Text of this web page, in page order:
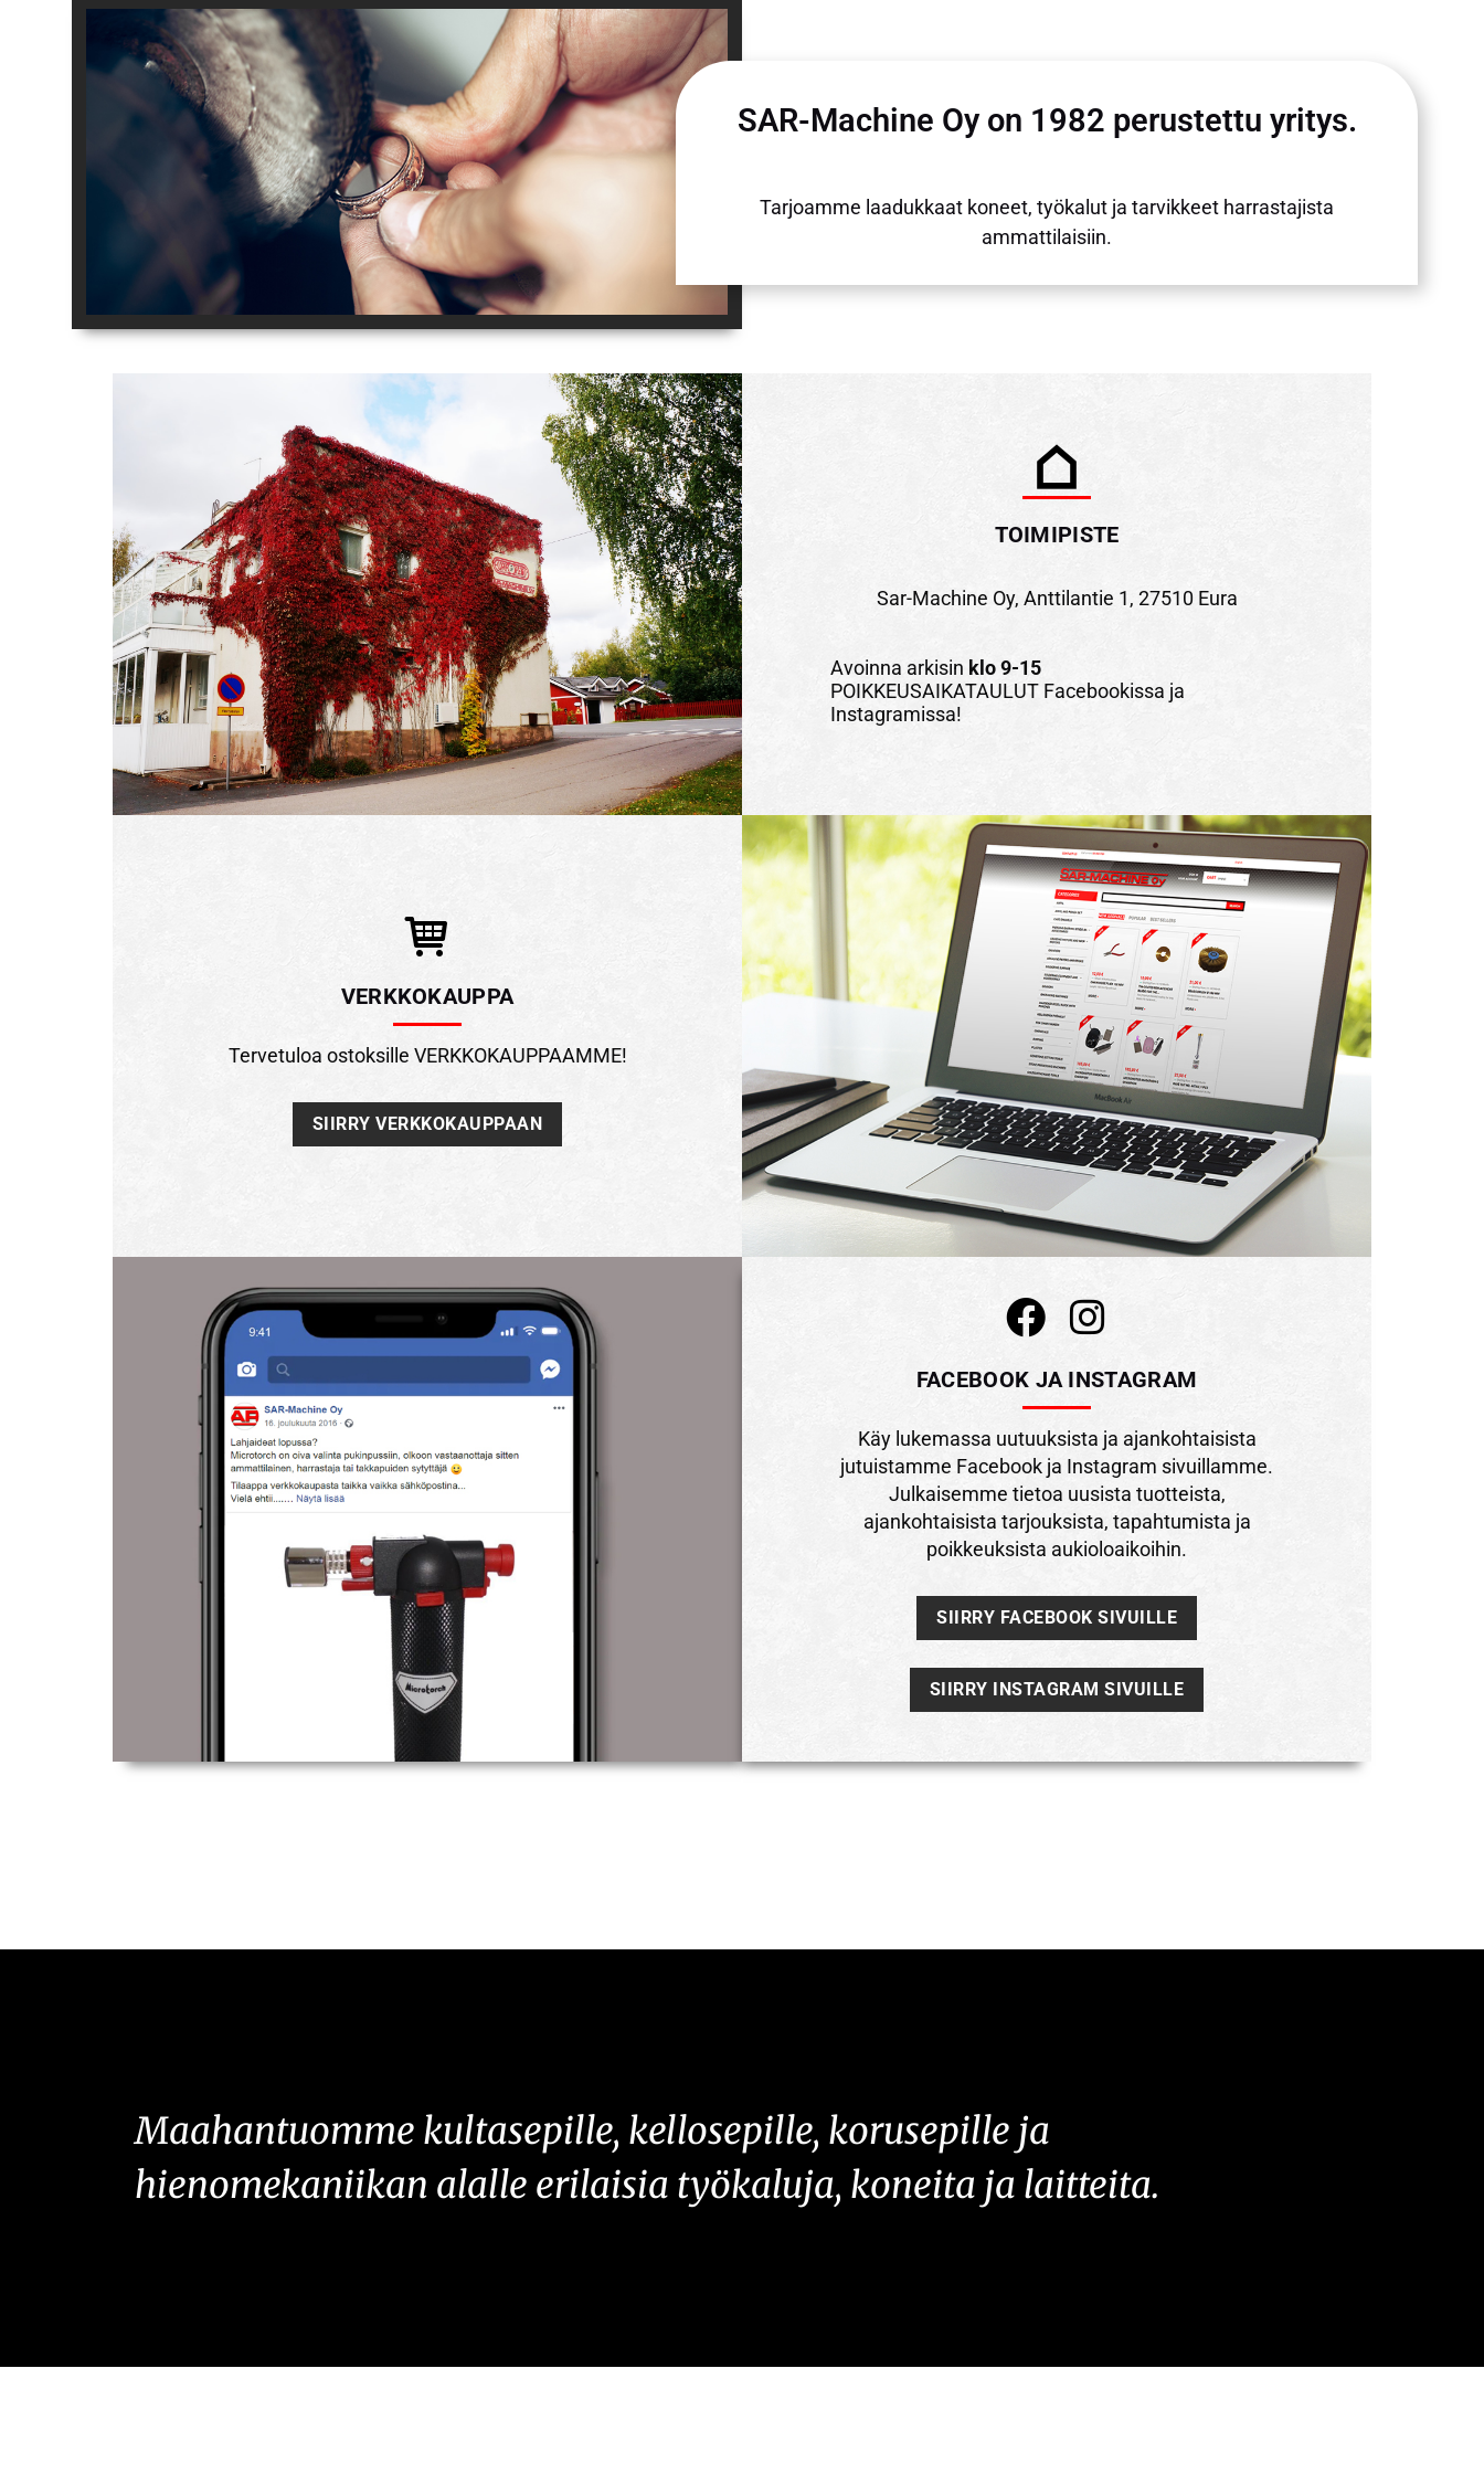
SAR-Machine Oy on 1982 perustettu yritys.
Tarjoamme laadukkaat koneet, työkalut ja tarvikkeet harrastajista
ammattilaisiin.
TOIMIPISTE
Sar-Machine Oy, Anttilantie 1, 27510 Eura
Avoinna arkisin klo 9-15
POIKKEUSAIKATAULUT Facebookissa ja
Instagramissa!
VERKKOKAUPPA
Tervetuloa ostoksille VERKKOKAUPPAAMME!
SIIRRY VERKKOKAUPPAAN
FACEBOOK JA INSTAGRAM
Käy lukemassa uutuuksista ja ajankohtaisista
jutuistamme Facebook ja Instagram sivuillamme.
Julkaisemme tietoa uusista tuotteista,
ajankohtaisista tarjouksista, tapahtumista ja
poikkeuksista aukioloaikoihin.
SIIRRY FACEBOOK SIVUILLE
SIIRRY INSTAGRAM SIVUILLE
Maahantuomme kultasepille, kellosepille, korusepille ja
hienomekaniikan alalle erilaisia työkaluja, koneita ja laitteita.